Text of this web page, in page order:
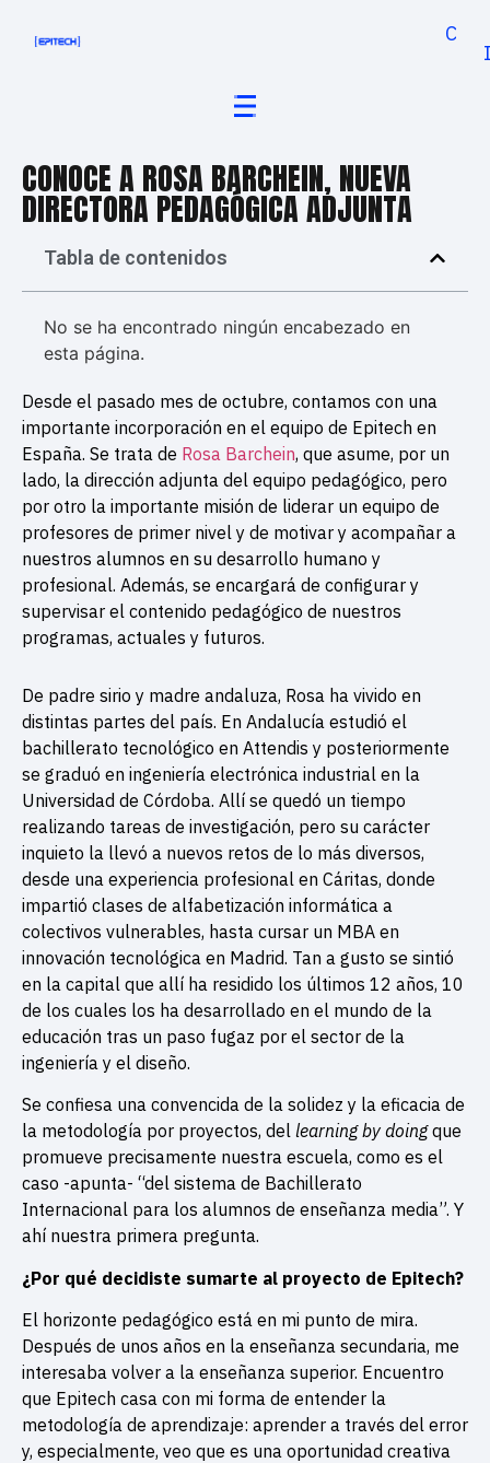
CONOCE A ROSA BARCHEIN, NUEVA
DIRECTORA PEDAGÓGICA ADJUNTA
Tabla de contenidos
No se ha encontrado ningún encabezado en
esta página.
Desde el pasado mes de octubre, contamos con una
importante incorporación en el equipo de Epitech en
España. Se trata de Rosa Barchein, que asume, por un
lado, la dirección adjunta del equipo pedagógico, pero
por otro la importante misión de liderar un equipo de
profesores de primer nivel y de motivar y acompañar a
nuestros alumnos en su desarrollo humano y
profesional. Además, se encargará de configurar y
supervisar el contenido pedagógico de nuestros
programas, actuales y futuros.
De padre sirio y madre andaluza, Rosa ha vivido en
distintas partes del país. En Andalucía estudió el
bachillerato tecnológico en Attendis y posteriormente
se graduó en ingeniería electrónica industrial en la
Universidad de Córdoba. Allí se quedó un tiempo
realizando tareas de investigación, pero su carácter
inquieto la llevó a nuevos retos de lo más diversos,
desde una experiencia profesional en Cáritas, donde
impartió clases de alfabetización informática a
colectivos vulnerables, hasta cursar un MBA en
innovación tecnológica en Madrid. Tan a gusto se sintió
en la capital que allí ha residido los últimos 12 años, 10
de los cuales los ha desarrollado en el mundo de la
educación tras un paso fugaz por el sector de la
ingeniería y el diseño.
Se confiesa una convencida de la solidez y la eficacia de
la metodología por proyectos, del learning by doingque
promueve precisamente nuestra escuela, como es el
caso -apunta- “del sistema de Bachillerato
Internacional para los alumnos de enseñanza media”. Y
ahí nuestra primera pregunta.
¿Por qué decidiste sumarte al proyecto de Epitech?
El horizonte pedagógico está en mi punto de mira.
Después de unos años en la enseñanza secundaria, me
interesaba volver a la enseñanza superior. Encuentro
que Epitech casa con mi forma de entender la
metodología de aprendizaje: aprender a través del error
y, especialmente, veo que es una oportunidad creativa